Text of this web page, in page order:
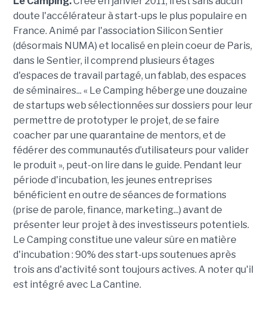
doute l'accélérateur à start-ups le plus populaire en
France. Animé par l'association Silicon Sentier
(désormais NUMA) et localisé en plein coeur de Paris,
dans le Sentier, il comprend plusieurs étages
d'espaces de travail partagé, un fablab, des espaces
de séminaires... « Le Camping héberge une douzaine
de startups web sélectionnées sur dossiers pour leur
permettre de prototyper le projet, de se faire
coacher par une quarantaine de mentors, et de
fédérer des communautés d’utilisateurs pour valider
le produit », peut-on lire dans le guide. Pendant leur
période d'incubation, les jeunes entreprises
bénéficient en outre de séances de formations
(prise de parole, finance, marketing...) avant de
présenter leur projet à des investisseurs potentiels.
Le Camping constitue une valeur sûre en matière
d'incubation : 90% des start-ups soutenues après
trois ans d'activité sont toujours actives. A noter qu'il
est intégré avec La Cantine.